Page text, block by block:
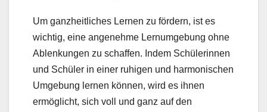
Um ganzheitliches Lernen zu fördern, ist es
wichtig, eine angenehme Lernumgebung ohne
Ablenkungen zu schaffen. Indem Schülerinnen
und Schüler in einer ruhigen und harmonischen
Umgebung lernen können, wird es ihnen
ermöglicht, sich voll und ganz auf den